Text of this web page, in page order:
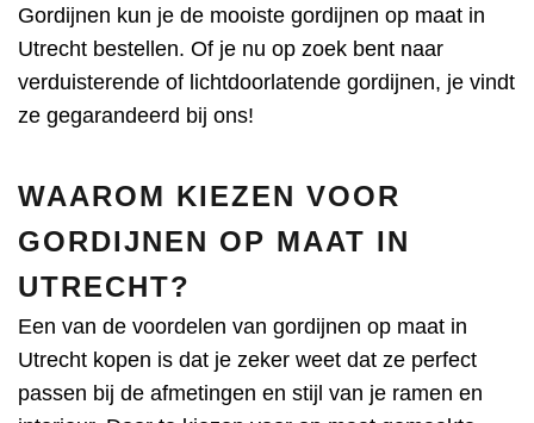
Gordijnen kun je de mooiste gordijnen op maat in
Utrecht bestellen. Of je nu op zoek bent naar
verduisterende of lichtdoorlatende gordijnen, je vindt
ze gegarandeerd bij ons!
WAAROM KIEZEN VOOR
GORDIJNEN OP MAAT IN
UTRECHT?
Een van de voordelen van gordijnen op maat in
Utrecht kopen is dat je zeker weet dat ze perfect
passen bij de afmetingen en stijl van je ramen en